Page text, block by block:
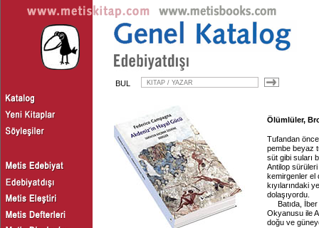
BUL
Ölümlüler,
Tufandan
pembe beyaz
süt gibi suları
Antilop
kemirgenler el
kıyılarındaki
dolaşıyordu.
Batıda,
Okyanusu ile
doğu ve